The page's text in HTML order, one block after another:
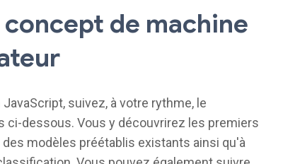
concept de machine
suivez, à votre rythme, le
ci-dessous. Vous y découvrirez les premiers
modèles préétablis existants ainsi qu'à